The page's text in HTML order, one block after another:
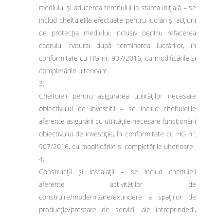
mediului şi aducerea terenului la starea iniţială – se
includ cheltuielile efectuate pentru lucrări şi acţiuni
de protecţia mediului, inclusiv pentru refacerea
cadrului natural după terminarea lucrărilor, în
conformitate cu HG nr. 907/2016, cu modificările și
completările ulterioare.
Cheltuieli pentru asigurarea utilităţilor necesare
obiectivului de investiții – se includ cheltuielile
aferente asigurării cu utilităţile necesare funcţionării
obiectivului de investiţie, în conformitate cu HG nr.
907/2016, cu modificările și completările ulterioare.
Construcţii şi instalaţii – se includ cheltuieli
aferente activităților de
construire/modernizare/extindere a spaţiilor de
producţie/prestare de servicii ale întreprinderii,